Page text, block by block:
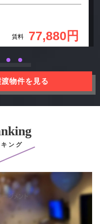
賃料 77,880円
物件を見る
ング